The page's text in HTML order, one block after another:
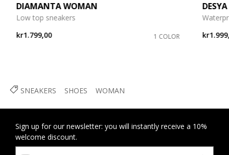
SNEAKERS SHOES WOMAN
DIAMANTA WOMAN
Low top sneakers
kr1.799,00
1 COLOR
Sign up for our newsletter: you will instantly receive a 10%
welcome discount.